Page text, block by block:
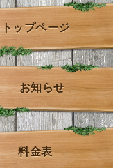
トップページ
お知らせ
料金表